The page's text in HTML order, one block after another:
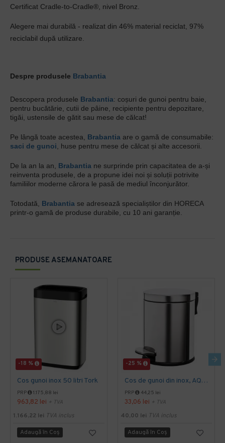
PRODUSE ASEMANATOARE
-18 %
Cos gunoi inox 50 litri Tork
PRP 1.175,88 lei
963,82 lei + TVA
1.166,22 lei TVA inclus
Adaugă în Coş
-25 %
Cos de gunoi din inox, AQAS 5L
PRP 44,25 lei
33,06 lei + TVA
40,00 lei TVA inclus
Adaugă în Coş
Certificat Cradle-to-Cradle®, nivel Bronz.
Alegere mai durabilă - realizat din 46% material reciclat, 97%
reciclabil după utilizare.
Despre produsele Brabantia
Descopera produsele Brabantia: coșuri de gunoi pentru baie,
pentru bucătărie, cutii de pâine, recipiente pentru depozitare,
tigăi, ustensile de gătit sau mese de călcat!
Pe lângă toate acestea, Brabantia are o gamă de consumabile:
saci de gunoi , huse pentru mese de călcat și alte accesorii.
De la an la an, Brabantia ne surprinde prin capacitatea de a-și
reinventa produsele, de a propune idei noi și soluții potrivite
familiilor moderne cărora le pasă de mediul înconjurător.
Totodată, Brabantia se adresează specialiștilor din HORECA
printr-o gamă de produse durabile, cu 10 ani garanție.